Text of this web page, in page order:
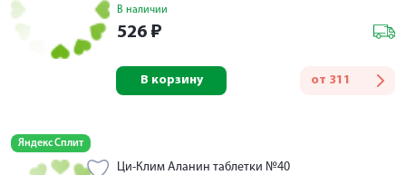
В наличии
526 ₽
от 311
В корзину
Яндекс Сплит
Ци-Клим Аланин таблетки №40